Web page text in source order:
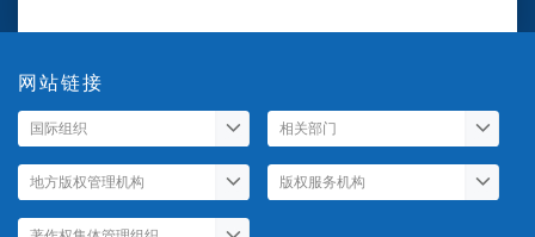
网站链接